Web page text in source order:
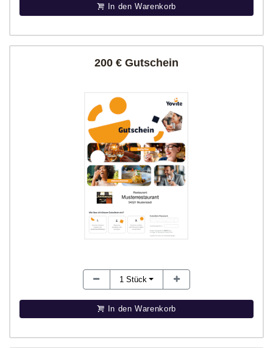
In den Warenkorb
200 € Gutschein
1 Stück
In den Warenkorb